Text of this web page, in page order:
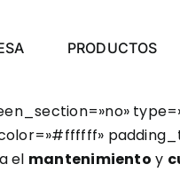
PRODUCTOS
el mantenimiento y